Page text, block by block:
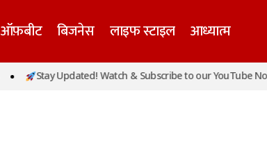
ऑफ़बीट बिजनेस लाइफ स्टाइल आध्यात्म
Stay Updated! Watch & Subscribe to our YouTube Now!